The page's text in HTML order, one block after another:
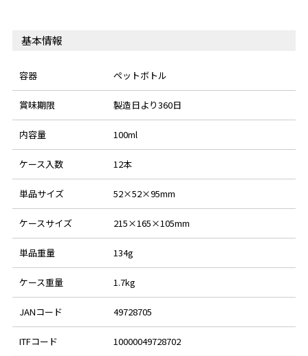
基本情報
容器 ペットボトル
賞味期限 製造日より360日
内容量 100ml
ケース入数 12本
単品サイズ 52×52×95mm
ケースサイズ 215×165×105mm
単品重量 134g
ケース重量 1.7kg
JANコード 49728705
ITFコード 10000049728702